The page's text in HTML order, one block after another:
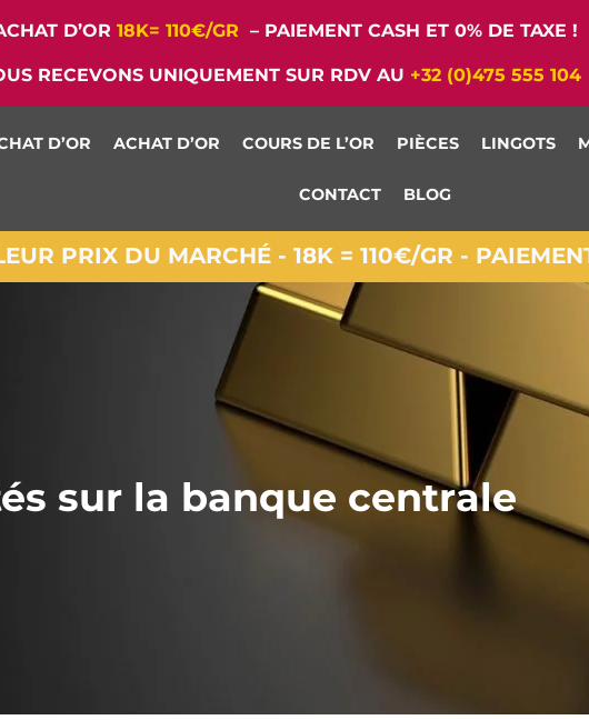
D’OR 18K= 110€/GR – PAIEMENT CASH ET 0% DE TAXE !
RECEVONS UNIQUEMENT SUR RDV AU +32 (0)475 555 104
D’OR ACHAT D’OR COURS DE L’OR PIÈCES LINGOTS
CONTACT BLOG
PRIX DU MARCHÉ - 18K = 110€/GR -
sur la banque centrale